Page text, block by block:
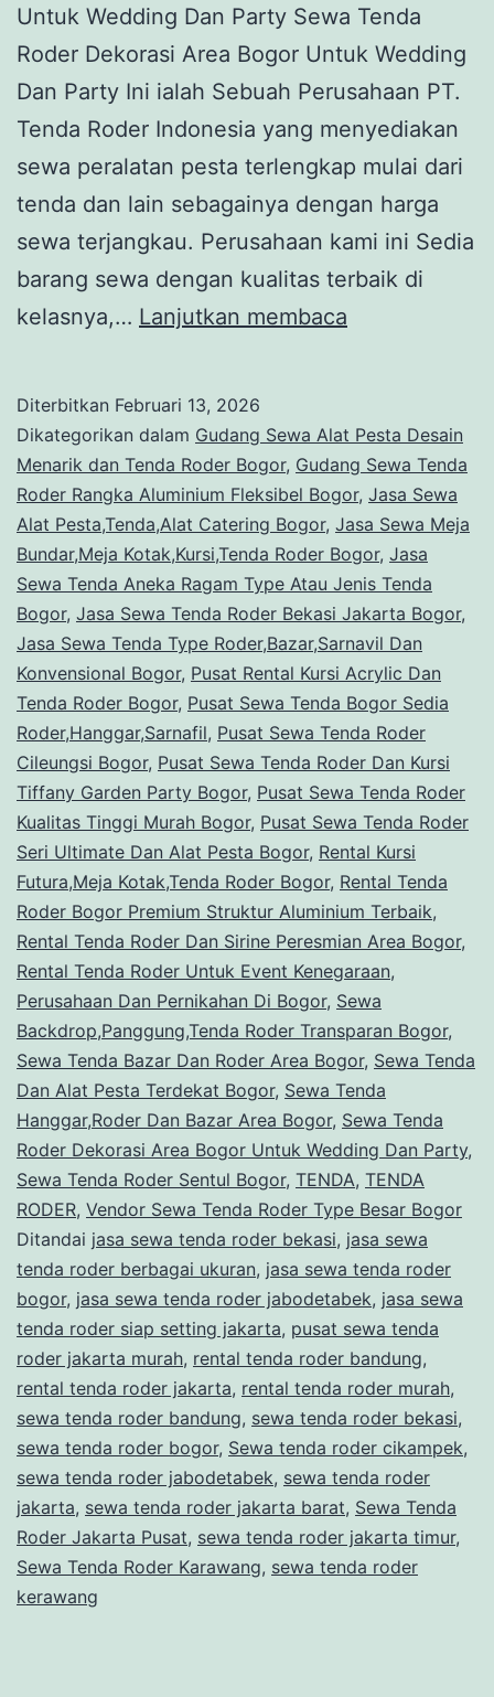
Untuk Wedding Dan Party Sewa Tenda
Roder Dekorasi Area Bogor Untuk Wedding
Dan Party Ini ialah Sebuah Perusahaan PT.
Tenda Roder Indonesia yang menyediakan
sewa peralatan pesta terlengkap mulai dari
tenda dan lain sebagainya dengan harga
sewa terjangkau. Perusahaan kami ini Sedia
barang sewa dengan kualitas terbaik di
kelasnya,… Lanjutkan membaca
Dekorasi
Area
Bogor
Untuk
Wedding
Dan
Party
Diterbitkan Februari 13, 2026
Dikategorikan dalam Gudang Sewa Alat Pesta Desain
Menarik dan Tenda Roder Bogor, Gudang Sewa Tenda
Roder Rangka Aluminium Fleksibel Bogor, Jasa Sewa
Alat Pesta,Tenda,Alat Catering Bogor, Jasa Sewa Meja
Bundar,Meja Kotak,Kursi,Tenda Roder Bogor, Jasa
Sewa Tenda Aneka Ragam Type Atau Jenis Tenda
Bogor, Jasa Sewa Tenda Roder Bekasi Jakarta Bogor,
Jasa Sewa Tenda Type Roder,Bazar,Sarnavil Dan
Konvensional Bogor, Pusat Rental Kursi Acrylic Dan
Tenda Roder Bogor, Pusat Sewa Tenda Bogor Sedia
Roder,Hanggar,Sarnafil, Pusat Sewa Tenda Roder
Cileungsi Bogor, Pusat Sewa Tenda Roder Dan Kursi
Tiffany Garden Party Bogor, Pusat Sewa Tenda Roder
Kualitas Tinggi Murah Bogor, Pusat Sewa Tenda Roder
Seri Ultimate Dan Alat Pesta Bogor, Rental Kursi
Futura,Meja Kotak,Tenda Roder Bogor, Rental Tenda
Roder Bogor Premium Struktur Aluminium Terbaik,
Rental Tenda Roder Dan Sirine Peresmian Area Bogor,
Rental Tenda Roder Untuk Event Kenegaraan,
Perusahaan Dan Pernikahan Di Bogor, Sewa
Backdrop,Panggung,Tenda Roder Transparan Bogor,
Sewa Tenda Bazar Dan Roder Area Bogor, Sewa Tenda
Dan Alat Pesta Terdekat Bogor, Sewa Tenda
Hanggar,Roder Dan Bazar Area Bogor, Sewa Tenda
Roder Dekorasi Area Bogor Untuk Wedding Dan Party,
Sewa Tenda Roder Sentul Bogor, TENDA, TENDA
RODER, Vendor Sewa Tenda Roder Type Besar Bogor
Ditandai jasa sewa tenda roder bekasi, jasa sewa
tenda roder berbagai ukuran, jasa sewa tenda roder
bogor, jasa sewa tenda roder jabodetabek, jasa sewa
tenda roder siap setting jakarta, pusat sewa tenda
roder jakarta murah, rental tenda roder bandung,
rental tenda roder jakarta, rental tenda roder murah,
sewa tenda roder bandung, sewa tenda roder bekasi,
sewa tenda roder bogor, Sewa tenda roder cikampek,
sewa tenda roder jabodetabek, sewa tenda roder
jakarta, sewa tenda roder jakarta barat, Sewa Tenda
Roder Jakarta Pusat, sewa tenda roder jakarta timur,
Sewa Tenda Roder Karawang, sewa tenda roder
kerawang